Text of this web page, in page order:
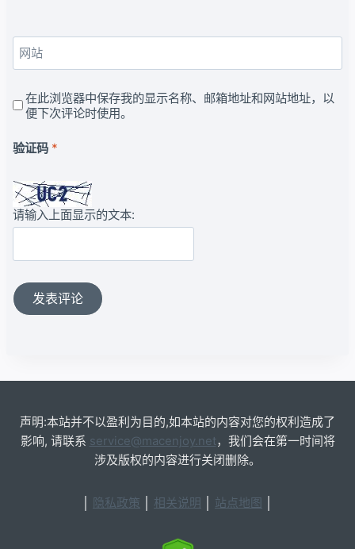
网站
在此浏览器中保存我的显示名称、邮箱地址和网站地址，以
便下次评论时使用。
验证码 *
请输入上面显示的文本:
声明:本站并不以盈利为目的,如本站的内容对您的权利造成了
影响, 请联系 service@macenjoy.net，我们会在第一时间将
涉及版权的内容进行关闭删除。
隐私政策 相关说明 站点地图